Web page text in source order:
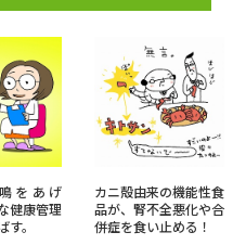
をあげ
健康管理
。
カニ殻由来の機能性食
品が、腎不全悪化や合
併症を食い止める！